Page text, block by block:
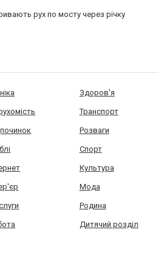
рух по мосту через річку
Здоров'я
Транспорт
Розваги
Спорт
Культура
Мода
Родина
Дитячий розділ